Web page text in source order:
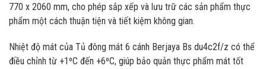
770 x 2060 mm, cho phép sắp xếp và lưu trữ các sản phẩm thực
phẩm một cách thuận tiện và tiết kiệm không gian.
Nhiệt độ mát của Tủ đông mát 6 cánh Berjaya Bs du4c2f/z có thể
điều chỉnh từ +1ºC đến +6ºC, giúp bảo quản thực phẩm mát tốt